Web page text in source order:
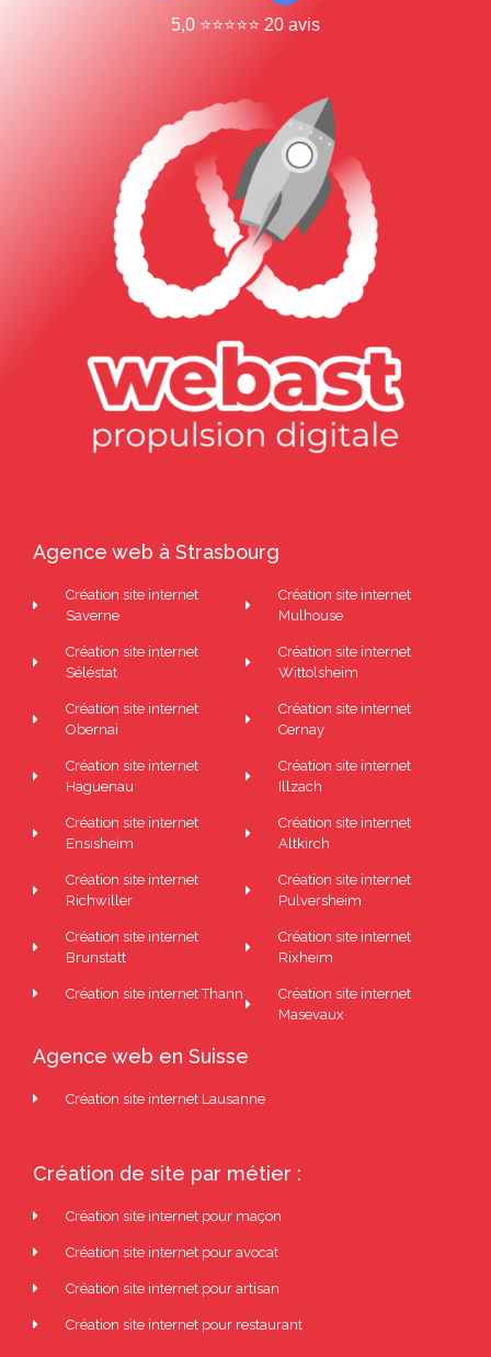
5,0 ⭐⭐⭐⭐⭐ 20 avis
Agence web à Strasbourg
Création site internet
Saverne
Création site internet
Séléstat
Création site internet
Obernai
Création site internet
Haguenau
Création site internet
Ensisheim
Création site internet
Richwiller
Création site internet
Brunstatt
Création site internet Thann
Création site internet
Mulhouse
Création site internet
Wittolsheim
Création site internet
Cernay
Création site internet
Illzach
Création site internet
Altkirch
Création site internet
Pulversheim
Création site internet
Rixheim
Création site internet
Masevaux
Agence web en Suisse
Création site internet Lausanne
Création de site par métier :
Création site internet pour maçon
Création site internet pour avocat
Création site internet pour artisan
Création site internet pour restaurant